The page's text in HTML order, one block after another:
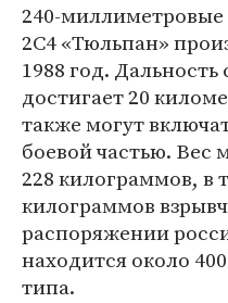
240-
2С4 «Тюльпан»
1988 год.
достигает 20
также могут
боевой частью. Вес
228 килограммов, в
килограммов
распоряжении
находится около
типа.